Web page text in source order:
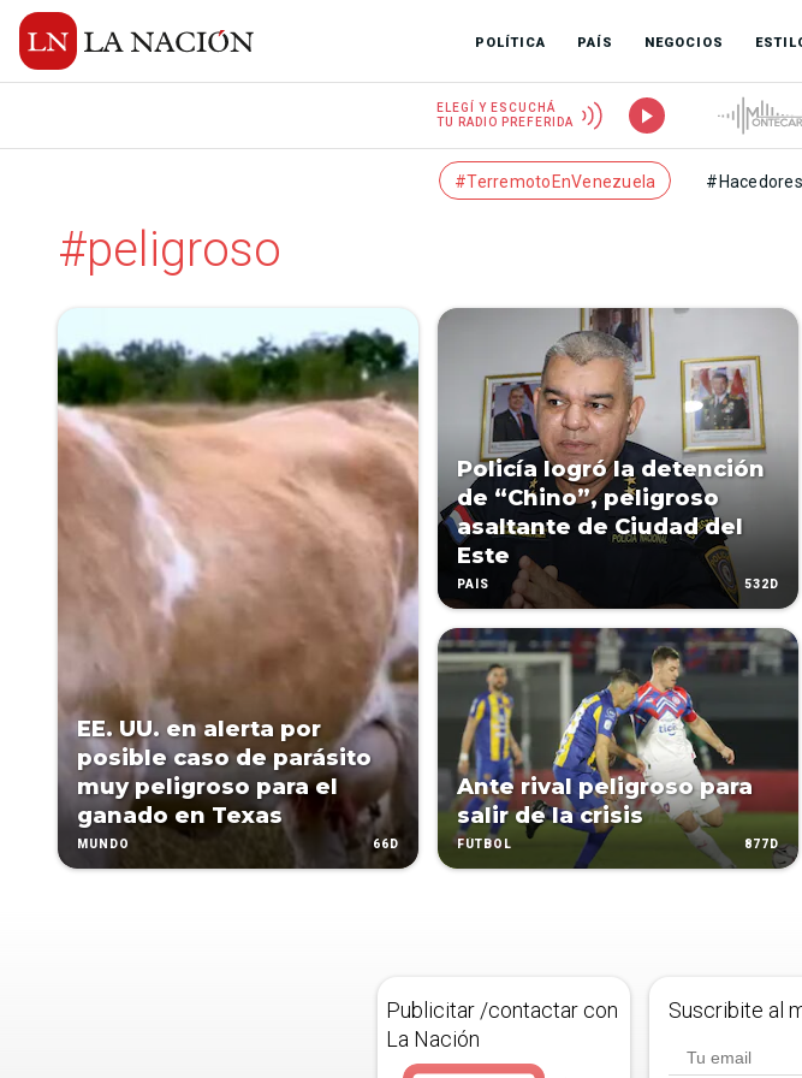
POLÍTICA PAÍS NEGOCIOS
ELEGÍ Y ESCUCHÁ
TU RADIO PREFERIDA
#TerremotoEnVenezuela #Hacedores
#peligroso
EE. UU. en alerta por
posible caso de parásito
muy peligroso para el
ganado en Texas
MUNDO 66D
Policía logró la detención
de “Chino”, peligroso
asaltante de Ciudad del
Este
PAÍS 532D
Ante rival peligroso para
salir de la crisis
FÚTBOL 877D
Publicitar /contactar con
La Nación
Suscribite al